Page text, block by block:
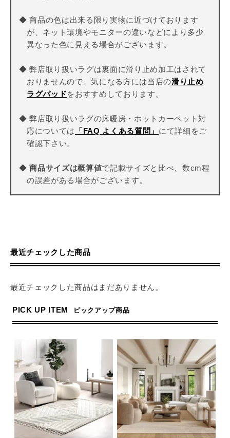
◆ 商品の色は出来る限り実物に近づけております
が、ネット環境やモニターの違いなどにより多少
異なった色に見える場合がございます。
◆ 弊店取り扱いラグは裏面に滑り止め加工はされて
おりませんので、気になる方には当店の滑り止め
ラグパッドをおすすめしております。
◆ 弊店取り扱いラグの床暖房・ホットカーペット対
応については
「FAQ よくある質問」 にて詳細をご
確認下さい。
◆商品サイズは概算値で記載サイズと比べ、数cm程
の誤差がある場合がございます。
最近チェックした商品
最近チェックした商品はまだありません。
PICK UP ITEM ピックアップ商品